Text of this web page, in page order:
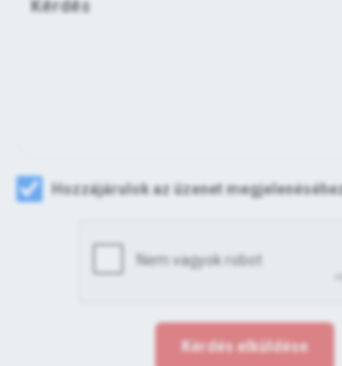
Hozzájárulok az üzenet
Kérdés elküldése